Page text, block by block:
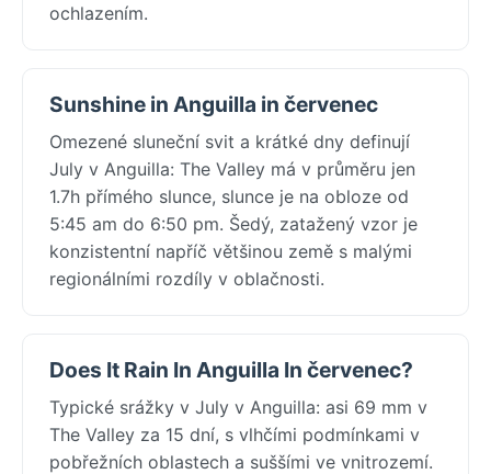
ochlazením.
Sunshine in Anguilla in červenec
Omezené sluneční svit a krátké dny definují
July v Anguilla: The Valley má v průměru jen
1.7h přímého slunce, slunce je na obloze od
5:45 am do 6:50 pm. Šedý, zatažený vzor je
konzistentní napříč většinou země s malými
regionálními rozdíly v oblačnosti.
Does It Rain In Anguilla In červenec?
Typické srážky v July v Anguilla: asi 69 mm v
The Valley za 15 dní, s vlhčími podmínkami v
pobřežních oblastech a suššími ve vnitrozemí.